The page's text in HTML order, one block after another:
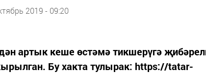
2019 - 09:20
артык кеше өстәмә тикшерүгә
Бу хакта тулырак: https://tatar-